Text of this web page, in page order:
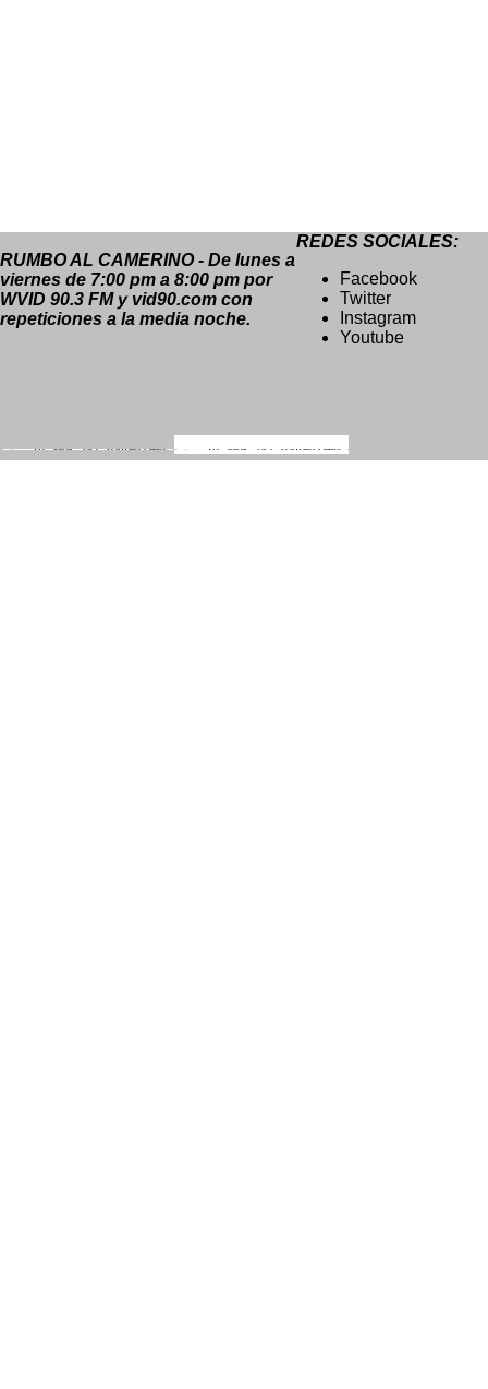
RUMBO AL CAMERINO - De lunes a
viernes de 7:00 pm a 8:00 pm por
WVID 90.3 FM y vid90.com con
repeticiones a la media noche.
REDES SOCIALES:
Facebook
Twitter
Instagram
Youtube